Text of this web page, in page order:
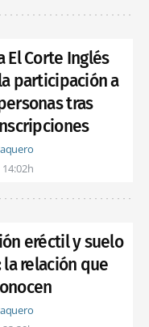
El Corte Inglés
participación a
tras
14:02h
eréctil y suelo
relación que